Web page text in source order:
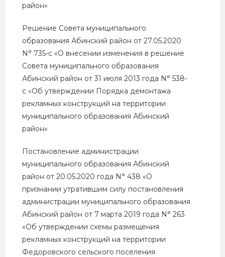
район»
Решение Совета муниципального
образования Абинский район от 27.05.2020
N° 735-с «О внесении изменения в решение
Совета муниципального образования
Абинский район от 31 июля 2013 года N° 538-
с «Об утверждении Порядка демонтажа
рекламных конструкций на территории
муниципального образования Абинский
район»
Постановление администрации
муниципального образования Абинский
район от 20.05.2020 года N° 438 «О
признании утратившим силу постановления
администрации муниципального образования
Абинский район от 7 марта 2019 года N° 263
«Об утверждении схемы размещения
рекламных конструкций на территории
Федоровского сельского поселения